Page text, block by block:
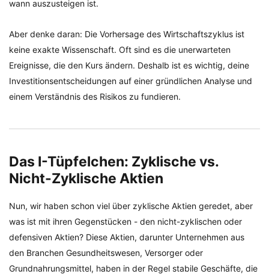
wann auszusteigen ist.
Aber denke daran: Die Vorhersage des Wirtschaftszyklus ist
keine exakte Wissenschaft. Oft sind es die unerwarteten
Ereignisse, die den Kurs ändern. Deshalb ist es wichtig, deine
Investitionsentscheidungen auf einer gründlichen Analyse und
einem Verständnis des Risikos zu fundieren.
Das I-Tüpfelchen: Zyklische vs.
Nicht-Zyklische Aktien
Nun, wir haben schon viel über zyklische Aktien geredet, aber
was ist mit ihren Gegenstücken - den nicht-zyklischen oder
defensiven Aktien? Diese Aktien, darunter Unternehmen aus
den Branchen Gesundheitswesen, Versorger oder
Grundnahrungsmittel, haben in der Regel stabile Geschäfte, die